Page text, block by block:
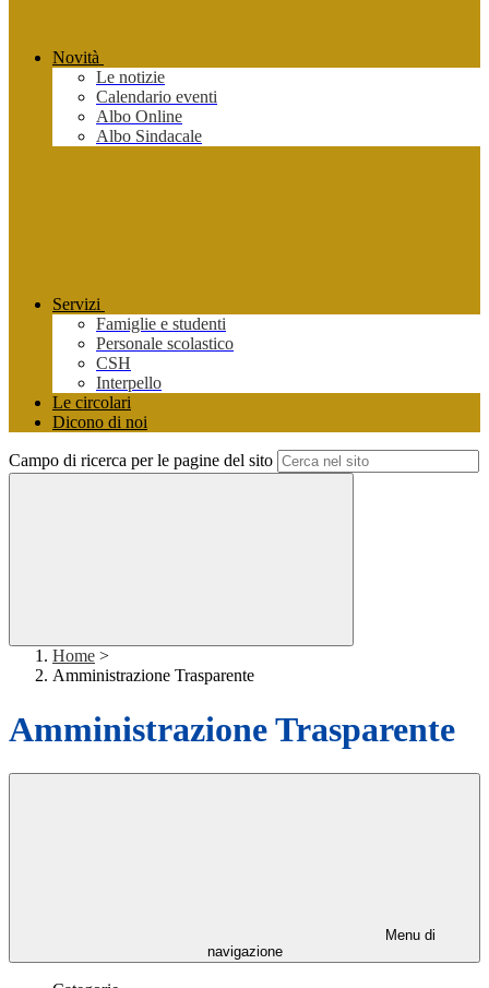
Novità
Le notizie
Calendario eventi
Albo Online
Albo Sindacale
Servizi
Famiglie e studenti
Personale scolastico
CSH
Interpello
Le circolari
Dicono di noi
Campo di ricerca per le pagine del sito
Home >
Amministrazione Trasparente
Amministrazione Trasparente
Menu di
navigazione